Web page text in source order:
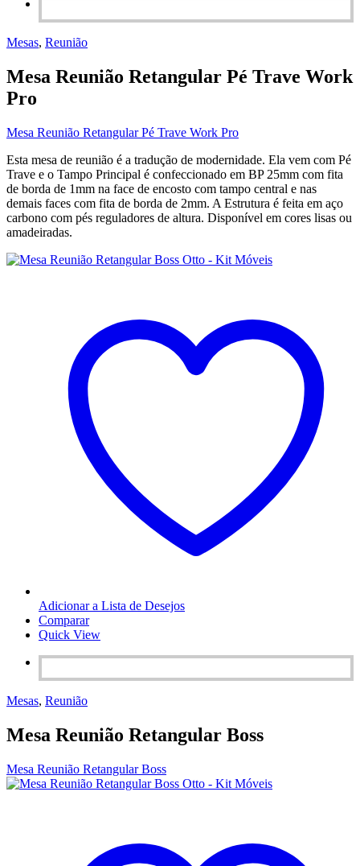
Mesas, Reunião
Mesa Reunião Retangular Pé Trave Work
Pro
Mesa Reunião Retangular Pé Trave Work Pro
Esta mesa de reunião é a tradução de modernidade. Ela vem com Pé
Trave e o Tampo Principal é confeccionado em BP 25mm com fita
de borda de 1mm na face de encosto com tampo central e nas
demais faces com fita de borda de 2mm. A Estrutura é feita em aço
carbono com pés reguladores de altura. Disponível em cores lisas ou
amadeiradas.
Adicionar a Lista de Desejos
Comparar
Quick View
Mesas, Reunião
Mesa Reunião Retangular Boss
Mesa Reunião Retangular Boss